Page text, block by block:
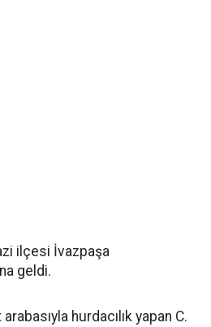
ilçesi İvazpaşa
geldi.
hurdacılık yapan C.